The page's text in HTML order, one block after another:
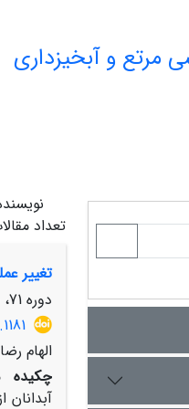
مرتع و آبخیزداری
تعداد
تغییر
دوره 71، شماره 4، زمستان 1397، صفحه
الهام
چکیده